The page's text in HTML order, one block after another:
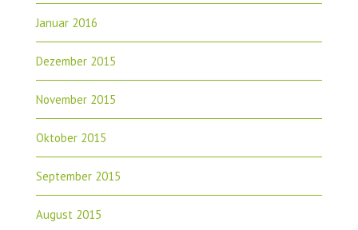
Januar 2016
Dezember 2015
November 2015
Oktober 2015
September 2015
August 2015